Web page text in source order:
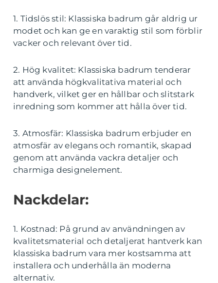
1. Tidslös stil: Klassiska badrum går aldrig ur
modet och kan ge en varaktig stil som förblir
vacker och relevant över tid.
2. Hög kvalitet: Klassiska badrum tenderar
att använda högkvalitativa material och
handverk, vilket ger en hållbar och slitstark
inredning som kommer att hålla över tid.
3. Atmosfär: Klassiska badrum erbjuder en
atmosfär av elegans och romantik, skapad
genom att använda vackra detaljer och
charmiga designelement.
Nackdelar:
1. Kostnad: På grund av användningen av
kvalitetsmaterial och detaljerat hantverk kan
klassiska badrum vara mer kostsamma att
installera och underhålla än moderna
alternativ.